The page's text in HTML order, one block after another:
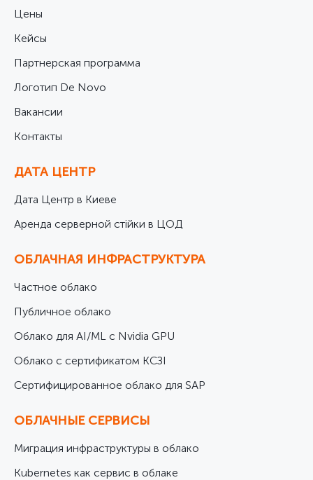
Цены
Кейсы
Партнерская программа
Логотип De Novo
Вакансии
Контакты
ДАТА ЦЕНТР
Дата Центр в Киеве
Аренда серверной стійки в ЦОД
ОБЛАЧНАЯ ИНФРАСТРУКТУРА
Частное облако
Публичное облако
Облако для AI/ML с Nvidia GPU
Облако с сертификатом КСЗІ
Cертифицированное облако для SAP
ОБЛАЧНЫЕ СЕРВИСЫ
Миграция инфраструктуры в облако
Kubernetes как сервис в облаке